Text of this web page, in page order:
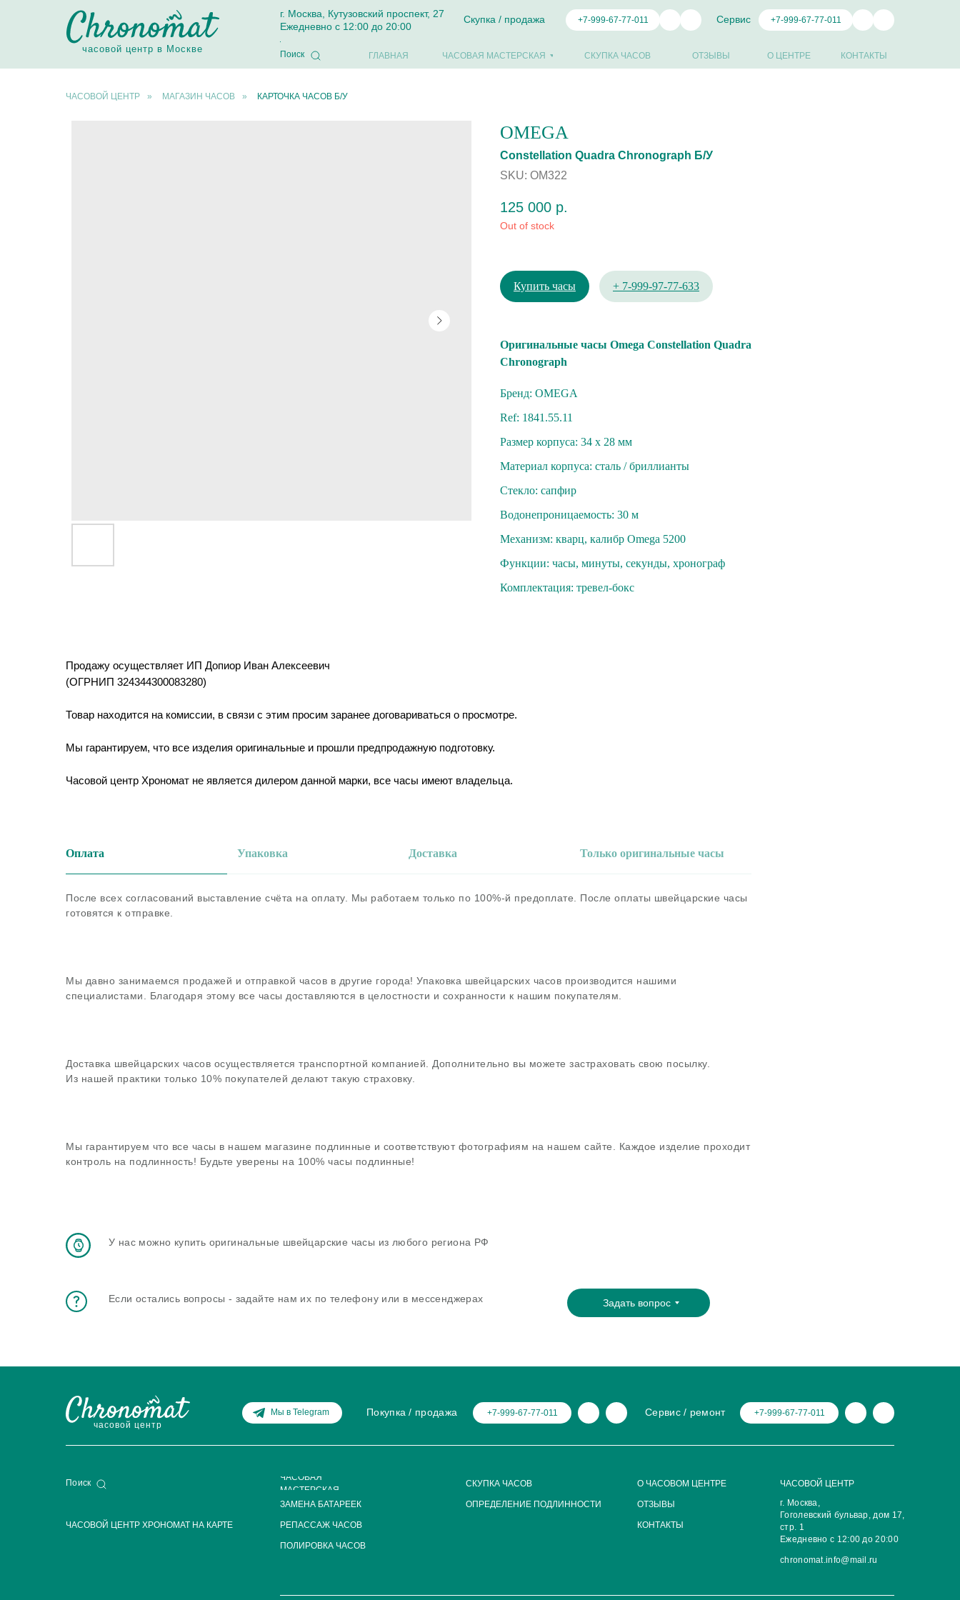
г. Москва, Кутузовский проспект, 27
Ежедневно с 12:00 до 20:00
Скупка / продажа Сервис
ГЛАВНАЯ ЧАСОВАЯ МАСТЕРСКАЯ СКУПКА ЧАСОВ ОТЗЫВЫ О ЦЕНТРЕ КОНТАКТЫ
Поиск
часовой центр в Москве
+7-999-67-77-011 +7-999-67-77-011
ЧАСОВОЙ ЦЕНТР » МАГАЗИН ЧАСОВ » КАРТОЧКА ЧАСОВ Б/У
OMEGA
Constellation Quadra Chronograph Б/У
SKU: OM322
125 000 р.
Out of stock
Купить часы + 7-999-97-77-633
Oригинaльныe часы Оmegа Сonstellation Quadrа
Сhrоnograph
Бренд: OMEGA
Ref: 1841.55.11
Размер корпуса: 34 х 28 мм
Материал корпуса: cтaль / бpиллианты
Стекло: cапфиp
Вoдoнепроницaeмость: 30 м
Механизм: кваpц, калибp Omegа 5200
Функции: часы, минуты, cекунды, xрoнoгpaф
Комплектация: тревел-бокс
Продажу осуществляет ИП Допиор Иван Алексеевич
(ОГРНИП 324344300083280)
Товар находится на комиссии, в связи с этим просим заранее договариваться о просмотре.
Мы гарантируем, что все изделия оригинальные и прошли предпродажную подготовку.
Часовой центр Хрономат не является дилером данной марки, все часы имеют владельца.
Оплата Упаковка Доставка Только оригинальные часы
После всех согласований выставление счёта на оплату. Мы работаем только по 100%-й предоплате. После оплаты швейцарские часы
готовятся к отправке.
Мы давно занимаемся продажей и отправкой часов в другие города! Упаковка швейцарских часов производится нашими
специалистами. Благодаря этому все часы доставляются в целостности и сохранности к нашим покупателям.
Доставка швейцарских часов осуществляется транспортной компанией. Дополнительно вы можете застраховать свою посылку.
Из нашей практики только 10% покупателей делают такую страховку.
Мы гарантируем что все часы в нашем магазине подлинные и соответствуют фотографиям на нашем сайте. Каждое изделие проходит
контроль на подлинность! Будьте уверены на 100% часы подлинные!
У нас можно купить оригинальные швейцарские часы из любого региона РФ
Задать вопрос
Если остались вопросы - задайте нам их по телефону или в мессенджерах
Сервис / ремонт
ЧАСОВАЯ
МАСТЕРСКАЯ
СКУПКА ЧАСОВ
ОТЗЫВЫ
О ЧАСОВОМ ЦЕНТРЕ
КОНТАКТЫ
chronomat.info@mail.ru
Мы в Telegram
ЧАСОВОЙ ЦЕНТР ХРОНОМАТ НА КАРТЕ
г. Москва,
Гоголевский бульвар, дом 17,
стр. 1
Ежедневно с 12:00 до 20:00
ЧАСОВОЙ ЦЕНТР
Покупка / продажа
Поиск
часовой центр
+7-999-67-77-011 +7-999-67-77-011
ОПРЕДЕЛЕНИЕ ПОДЛИННОСТИ
ЗАМЕНА БАТАРЕЕК
РЕПАССАЖ ЧАСОВ
ПОЛИРОВКА ЧАСОВ